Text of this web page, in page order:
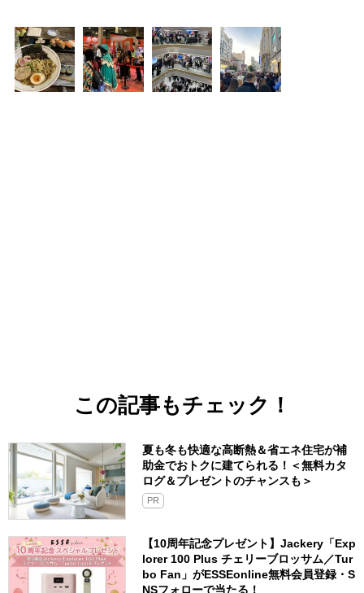
この記事もチェック！
夏も冬も快適な高断熱＆省エネ住宅が補
助金でおトクに建てられる！＜無料カタ
ログ＆プレゼントのチャンスも＞
PR
【10周年記念プレゼント】Jackery「Exp
lorer 100 Plus チェリーブロッサム／Tur
bo Fan」がESSEonline無料会員登録・S
NSフォローで当たる！